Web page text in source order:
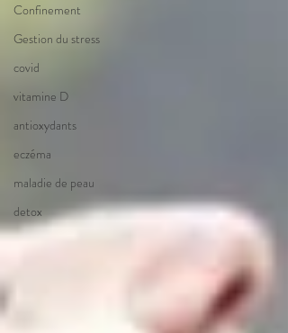
Confinement
Gestion du stress
covid
vitamine D
antioxydants
eczéma
maladie de peau
detox